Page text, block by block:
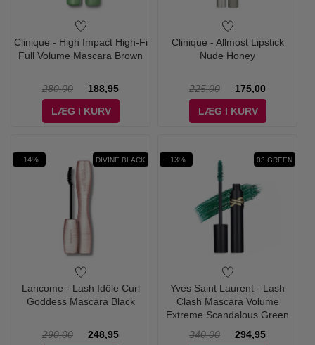
Clinique - High Impact High-Fi
Full Volume Mascara Brown
280,00
188,95
LÆG I KURV
Clinique - Allmost Lipstick
Nude Honey
225,00
175,00
LÆG I KURV
-14% DIVINE BLACK
Lancome - Lash Idôle Curl
Goddess Mascara Black
290,00
248,95
-13% 03 GREEN
Yves Saint Laurent - Lash
Clash Mascara Volume
Extreme Scandalous Green
340,00
294,95